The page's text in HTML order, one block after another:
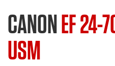
CANONEF 24-
USM